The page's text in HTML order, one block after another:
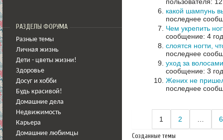
РАЗДЕЛЫ ФОРУМА
Разные темы
Личная жизнь
Дети - цветы жизни!
Здоровье
Досуг и хобби
Будь красивой!
Домашние дела
Недвижимость
Карьера
Домашние любимцы
какой шампунь
последнее
Чем укрепить
сообщение: 4
слоятся ногти,
последнее
уход за волосами
сообщение: 3
Жених не
последнее
1 2 6
Созданные темы